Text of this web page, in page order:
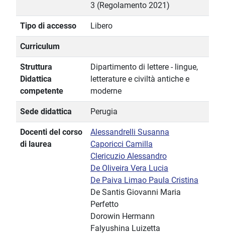
3 (Regolamento 2021)
Tipo di accesso Libero
Curriculum
Struttura
Didattica
competente
Dipartimento di lettere - lingue,
letterature e civiltà antiche e
moderne
Sede didattica Perugia
Docenti del corso
di laurea
Alessandrelli Susanna
Caporicci Camilla
Clericuzio Alessandro
De Oliveira Vera Lucia
De Paiva Limao Paula Cristina
De Santis Giovanni Maria
Perfetto
Dorowin Hermann
Falyushina Luizetta